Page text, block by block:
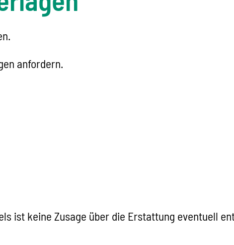
anfordern.
ist keine Zusage über die Erstattung eventuell